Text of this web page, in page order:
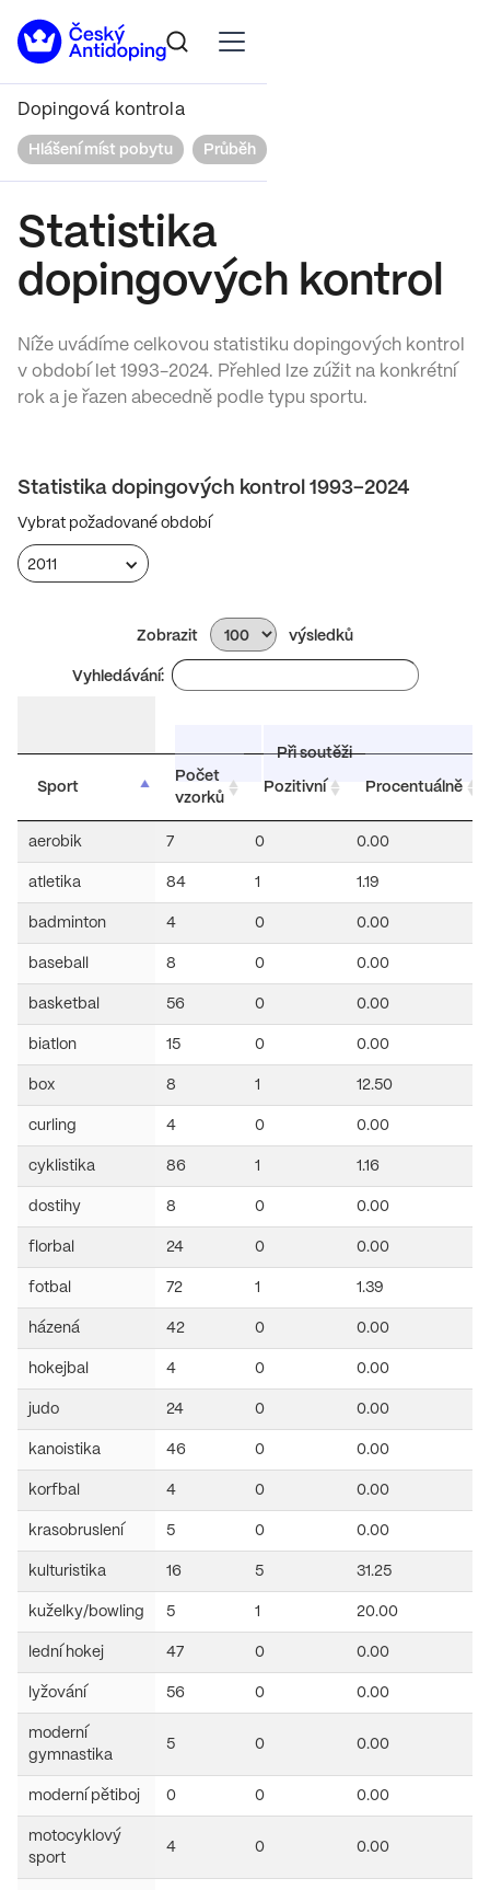
Dopingová kontrola
Hlášení míst pobytu Průběh
Statistika
dopingových kontrol
Níže uvádíme celkovou statistiku dopingových kontrol
v období let 1993-2024. Přehled lze zúžit na konkrétní
rok a je řazen abecedně podle typu sportu.
Statistika dopingových kontrol 1993–2024
Vybrat požadované období
2011
Zobrazit výsledků
Vyhledávání:
Při soutěži
Sport
Počet
vzorků
Pozitivní Procentuálně
aerobik 7 0 0.00
atletika 84 1 1.19
badminton 4 0 0.00
baseball 8 0 0.00
basketbal 56 0 0.00
biatlon 15 0 0.00
box 8 1 12.50
curling 4 0 0.00
cyklistika 86 1 1.16
dostihy 8 0 0.00
florbal 24 0 0.00
fotbal 72 1 1.39
házená 42 0 0.00
hokejbal 4 0 0.00
judo 24 0 0.00
kanoistika 46 0 0.00
korfbal 4 0 0.00
krasobruslení 5 0 0.00
kulturistika 16 5 31.25
kuželky/bowling 5 1 20.00
lední hokej 47 0 0.00
lyžování 56 0 0.00
moderní
gymnastika
5 0 0.00
moderní pětiboj 0 0 0.00
motocyklový
sport
4 0 0.00